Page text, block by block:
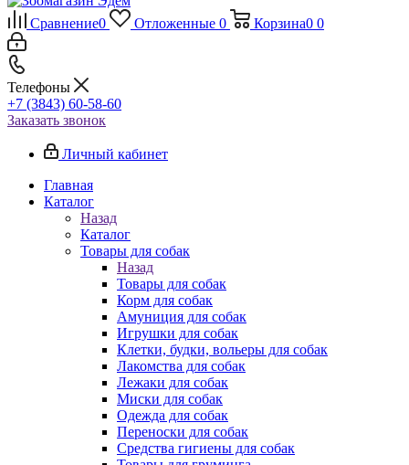
Сравнение0 Отложенные 0 Корзина0 0
Телефоны
+7 (3843) 60-58-60
Заказать звонок
Личный кабинет
Главная
Каталог
Назад
Каталог
Товары для собак
Назад
Товары для собак
Корм для собак
Амуниция для собак
Игрушки для собак
Клетки, будки, вольеры для собак
Лакомства для собак
Лежаки для собак
Миски для собак
Одежда для собак
Переноски для собак
Средства гигиены для собак